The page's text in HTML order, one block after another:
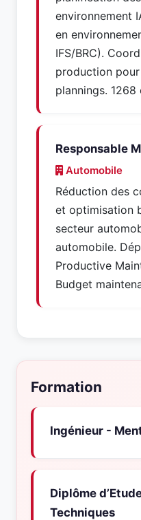
environnement
en
IFS/BRC).
production
plannings.
Responsable
Automobile
Réduction des
et optimisation
secteur
automobile.
Productive
Budget
Formation
Ingénieur -
Diplôme
Techniques